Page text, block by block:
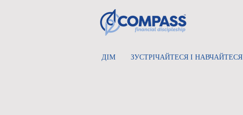
ДІМ ЗУСТРІЧАЙТЕСЯ І НАВЧАЙТЕСЯ